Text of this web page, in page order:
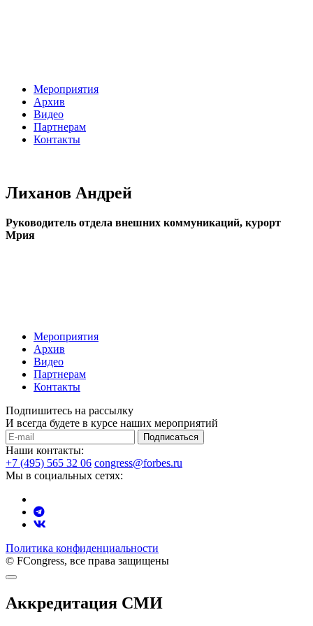
Мероприятия
Архив
Видео
Партнерам
Контакты
Лиханов Андрей
Руководитель отдела внешних коммуникаций, курорт
Мрия
Мероприятия
Архив
Видео
Партнерам
Контакты
Подпишитесь на рассылку
И всегда будете в курсе наших мероприятий
Подписаться
Наши контакты:
+7 (495) 565 32 06 congress@forbes.ru
Мы в социальных сетях:
Политика конфиденциальности
© FCongress, все права защищены
Аккредитация СМИ